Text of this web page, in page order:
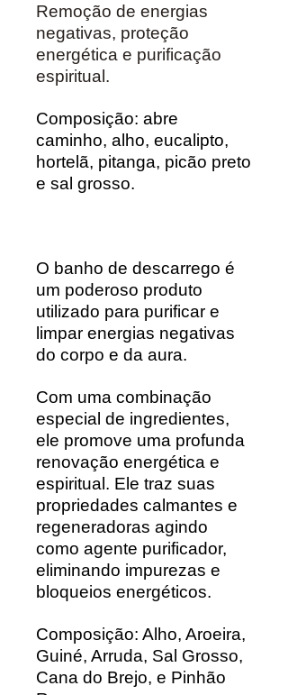
Remoção de energias
negativas, proteção
energética e purificação
espiritual.
Composição: abre
caminho, alho, eucalipto,
hortelã, pitanga, picão preto
e sal grosso.
O banho de descarrego é
um poderoso produto
utilizado para purificar e
limpar energias negativas
do corpo e da aura.
Com uma combinação
especial de ingredientes,
ele promove uma profunda
renovação energética e
espiritual. Ele traz suas
propriedades calmantes e
regeneradoras agindo
como agente purificador,
eliminando impurezas e
bloqueios energéticos.
Composição: Alho, Aroeira,
Guiné, Arruda, Sal Grosso,
Cana do Brejo, e Pinhão